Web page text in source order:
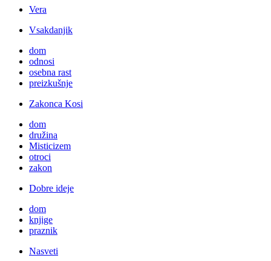
Vera
Vsakdanjik
dom
odnosi
osebna rast
preizkušnje
Zakonca Kosi
dom
družina
Misticizem
otroci
zakon
Dobre ideje
dom
knjige
praznik
Nasveti